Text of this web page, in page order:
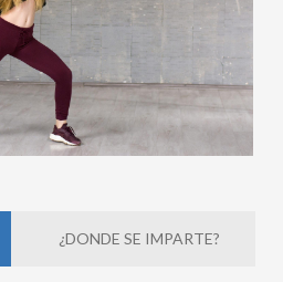
¿DONDE SE IMPARTE?